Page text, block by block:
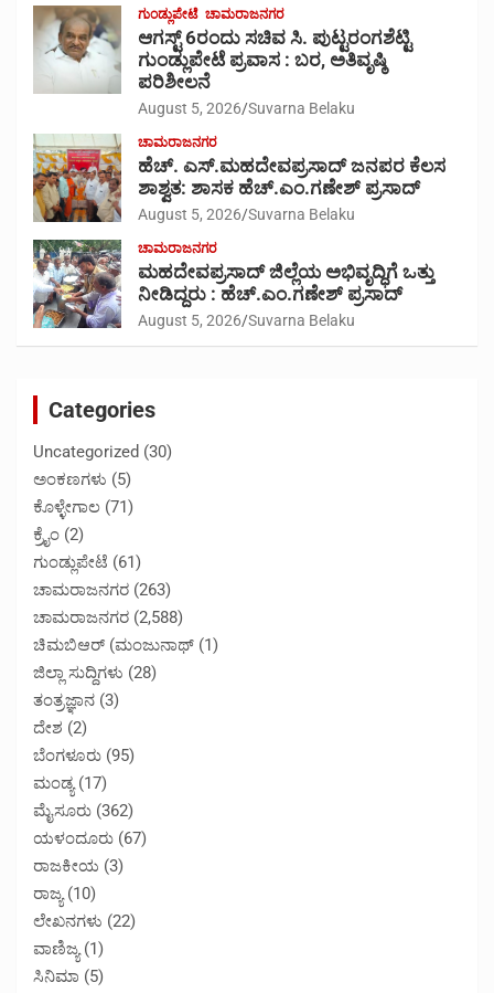
ಗುಂಡ್ಲುಪೇಟೆ ಚಾಮರಾಜನಗರ
ಆಗಸ್ಟ್ 6ರಂದು ಸಚಿವ ಸಿ. ಪುಟ್ಟರಂಗಶೆಟ್ಟಿ
ಗುಂಡ್ಲುಪೇಟೆ ಪ್ರವಾಸ : ಬರ, ಅತಿವೃಷ್ಠಿ
ಪರಿಶೀಲನೆ
August 5, 2026 Suvarna Belaku
ಚಾಮರಾಜನಗರ
ಹೆಚ್. ಎಸ್.ಮಹದೇವಪ್ರಸಾದ್ ಜನಪರ ಕೆಲಸ
ಶಾಶ್ವತ: ಶಾಸಕ ಹೆಚ್.ಎಂ.ಗಣೇಶ್ ಪ್ರಸಾದ್
August 5, 2026 Suvarna Belaku
ಚಾಮರಾಜನಗರ
ಮಹದೇವಪ್ರಸಾದ್ ಜಿಲ್ಲೆಯ ಅಭಿವೃದ್ಧಿಗೆ ಒತ್ತು
ನೀಡಿದ್ದರು : ಹೆಚ್.ಎಂ.ಗಣೇಶ್‌ ಪ್ರಸಾದ್
August 5, 2026 Suvarna Belaku
Categories
Uncategorized (30)
ಅಂಕಣಗಳು (5)
ಕೊಳ್ಳೇಗಾಲ (71)
ಕ್ರೈಂ (2)
ಗುಂಡ್ಲುಪೇಟೆ (61)
ಚಾಮರಾಜನಗರ (263)
ಚಾಮರಾಜನಗರ (2,588)
ಚಿಮಬಿಆರ್ (ಮಂಜುನಾಥ್ (1)
ಜಿಲ್ಲಾ ಸುದ್ದಿಗಳು (28)
ತಂತ್ರಜ್ಞಾನ (3)
ದೇಶ (2)
ಬೆಂಗಳೂರು (95)
ಮಂಡ್ಯ(17)
ಮೈಸೂರು (362)
ಯಳಂದೂರು (67)
ರಾಜಕೀಯ (3)
ರಾಜ್ಯ(10)
ಲೇಖನಗಳು (22)
ವಾಣಿಜ್ಯ(1)
ಸಿನಿಮಾ (5)